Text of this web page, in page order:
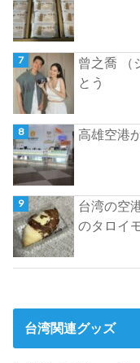
曾之喬 （
とう
高雄空港
台湾の空
のタロイ
台湾関連グッズ